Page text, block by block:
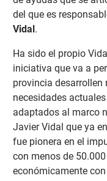
del que es
Vidal.
Ha sido el propio
iniciativa que va a
provincia desarrollen
necesidades
adaptados al marco
Javier Vidal que ya
fue pionera en el
con menos de
económicamente